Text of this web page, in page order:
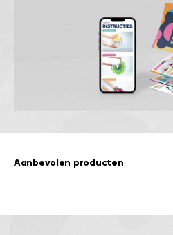
Aanbevolen producten